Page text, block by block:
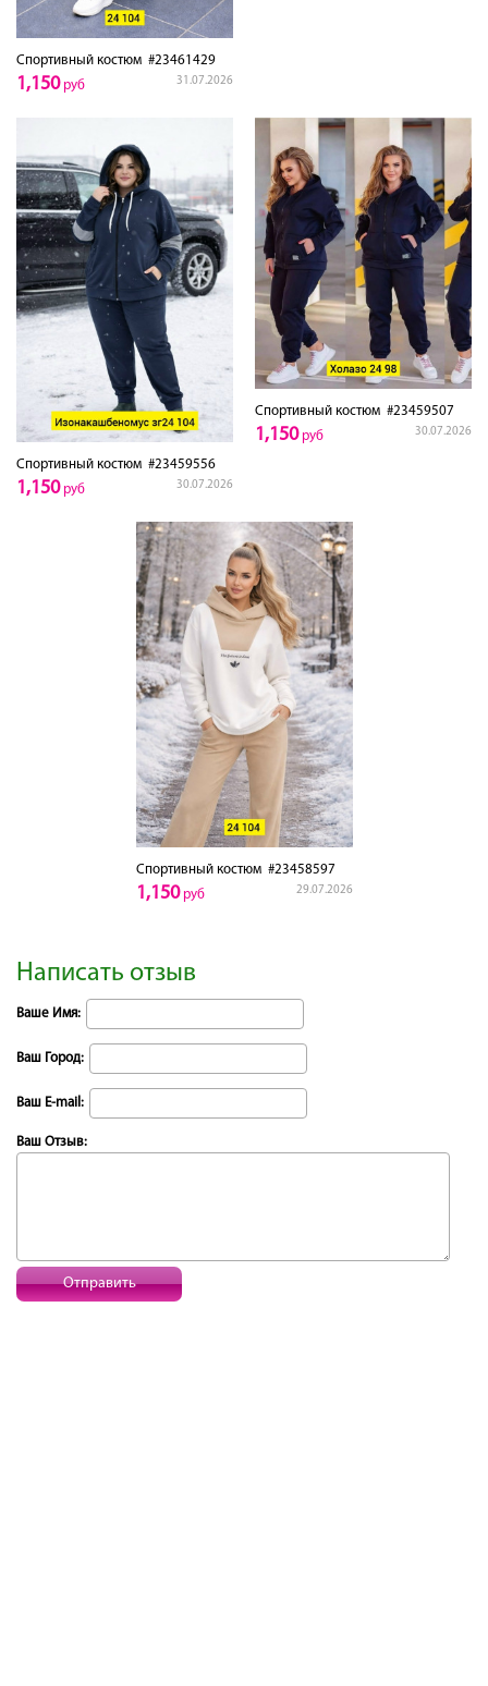
Спортивный костюм #23461429
31.07.2026
1,150руб
Спортивный костюм #23459556
30.07.2026
1,150руб
Спортивный костюм #23459507
30.07.2026
1,150руб
Спортивный костюм#23458597
29.07.2026
1,150руб
Написать отзыв
Ваше Имя:
Ваш Город:
Ваш E-mail:
Ваш Отзыв:
Отправить